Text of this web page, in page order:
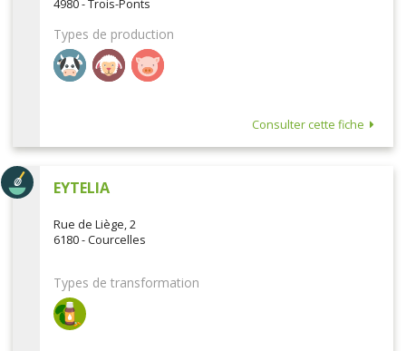
4980 - Trois-Ponts
Types de production
Consulter cette fiche
EYTELIA
Rue de Liège, 2
6180 - Courcelles
Types de transformation